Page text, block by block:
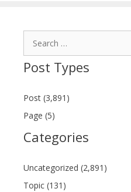
Post Types
Post (3,891)
Page (5)
Categories
Uncategorized (2,891)
Topic (131)